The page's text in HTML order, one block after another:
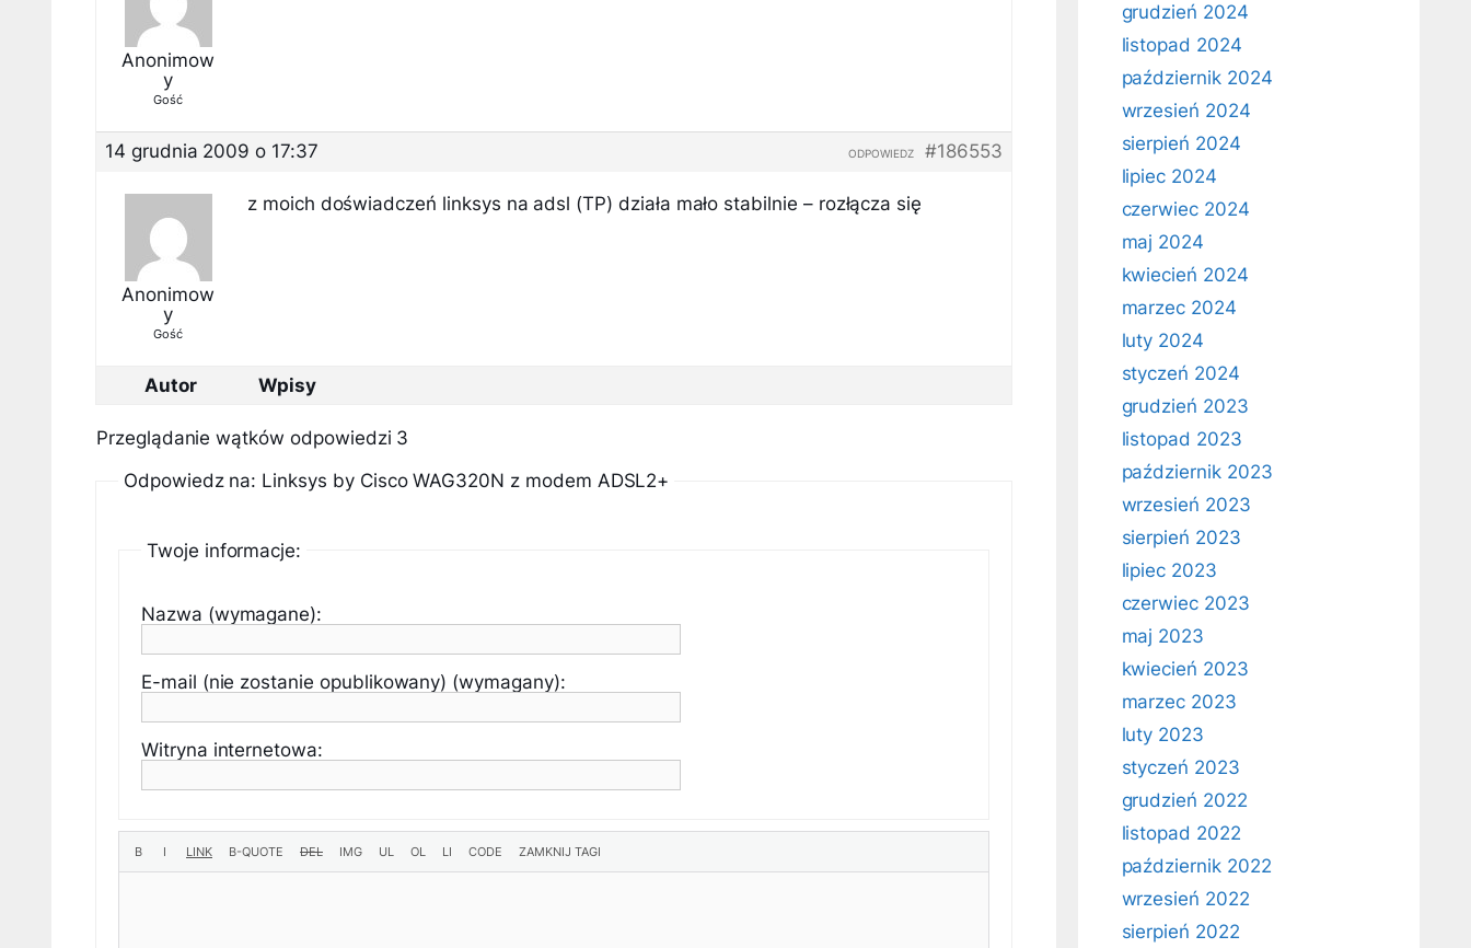
Anonimow
y
Gość
14 grudnia 2009 o 17:37 #186553
ODPOWIEDZ
Anonimow
y
Gość
z moich doświadczeń linksys na adsl (TP) działa mało stabilnie – rozłącza się
Autor Wpisy
Przeglądanie wątków odpowiedzi 3
Odpowiedz na: Linksys by Cisco WAG320N z modem ADSL2+
Twoje informacje:
Nazwa (wymagane):
E-mail (nie zostanie opublikowany) (wymagany):
Witryna internetowa:
grudzień 2024
listopad 2024
październik 2024
wrzesień 2024
sierpień 2024
lipiec 2024
czerwiec 2024
maj 2024
kwiecień 2024
marzec 2024
luty 2024
styczeń 2024
grudzień 2023
listopad 2023
październik 2023
wrzesień 2023
sierpień 2023
lipiec 2023
czerwiec 2023
maj 2023
kwiecień 2023
marzec 2023
luty 2023
styczeń 2023
grudzień 2022
listopad 2022
październik 2022
wrzesień 2022
sierpień 2022